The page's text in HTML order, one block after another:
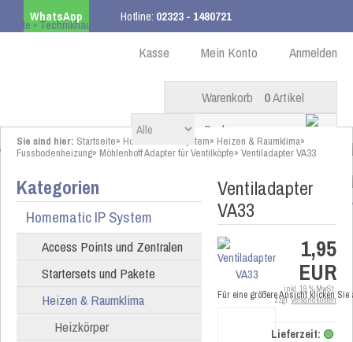
WhatsApp Hotline: 02323 - 1480721
ab 99,00 € innerhalb DE Anmelden
Mein Konto
Kasse
Warenkorb 0Artikel
Sie sind hier: Startseite» Homematic IP System» Heizen & Raumklima»
Fussbodenheizung» Möhlenhoff Adapter für Ventilköpfe» Ventiladapter VA33
Kategorien
Homematic IP System
Access Points und Zentralen
Startersets und Pakete
Heizen & Raumklima
Heizkörper
Ventiladapter
VA33
Für eine größere Ansicht klicken
1,95
EUR
inkl. 19 % MwSt.
zzgl.Versandkosten
Lieferzeit: 🟢